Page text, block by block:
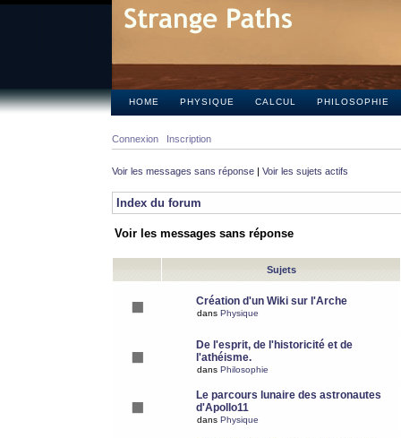
HOME PHYSIQUE CALCUL PHILOSOPHIE
Connexion Inscription
Voir les messages sans réponse | Voir les sujets actifs
Index du forum
Voir les messages sans réponse
Sujets
Création d'un Wiki sur l'Arche
dans Physique
De l'esprit, de l'historicité et de
l'athéisme.
dans Philosophie
Le parcours lunaire des astronautes
d'Apollo11
dans Physique